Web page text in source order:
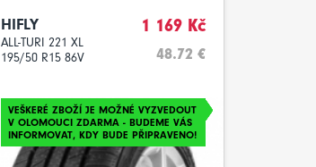
HIFLY
ALL-TURI 221 XL
195/50 R15 86V
1 169 Kč
48.72 €
VEŠKERÉ ZBOŽÍ JE MOŽNÉ VYZVEDOUT
V OLOMOUCI ZDARMA - BUDEME VÁS
INFORMOVAT, KDY BUDE PŘIPRAVENO!